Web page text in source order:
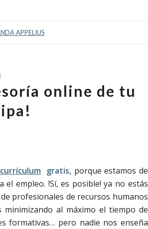
APPELIUS
online de tu
gratis, porque estamos de
el empleo. !Sí, es posible! ya no estás
profesionales de recursos humanos
al máximo el tiempo de
formativas… pero nadie nos enseña